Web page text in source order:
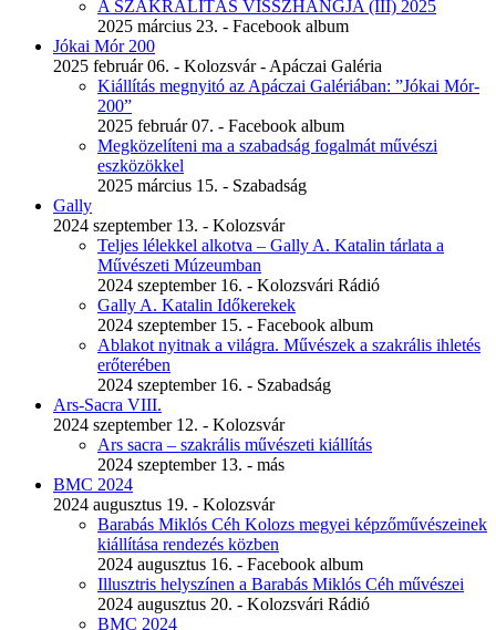
A SZAKRALITÁS VISSZHANGJA (III) 2025
2025 március 23. - Facebook album
Jókai Mór 200
2025 február 06. - Kolozsvár - Apáczai Galéria
Kiállítás megnyitó az Apáczai Galériában: ”Jókai Mór-
200”
2025 február 07. - Facebook album
Megközelíteni ma a szabadság fogalmát művészi
eszközökkel
2025 március 15. - Szabadság
Gally
2024 szeptember 13. - Kolozsvár
Teljes lélekkel alkotva – Gally A. Katalin tárlata a
Művészeti Múzeumban
2024 szeptember 16. - Kolozsvári Rádió
Gally A. Katalin Időkerekek
2024 szeptember 15. - Facebook album
Ablakot nyitnak a világra. Művészek a szakrális ihletés
erőterében
2024 szeptember 16. - Szabadság
Ars-Sacra VIII.
2024 szeptember 12. - Kolozsvár
Ars sacra – szakrális művészeti kiállítás
2024 szeptember 13. - más
BMC 2024
2024 augusztus 19. - Kolozsvár
Barabás Miklós Céh Kolozs megyei képzőművészeinek
kiállítása rendezés közben
2024 augusztus 16. - Facebook album
Illusztris helyszínen a Barabás Miklós Céh művészei
2024 augusztus 20. - Kolozsvári Rádió
BMC 2024